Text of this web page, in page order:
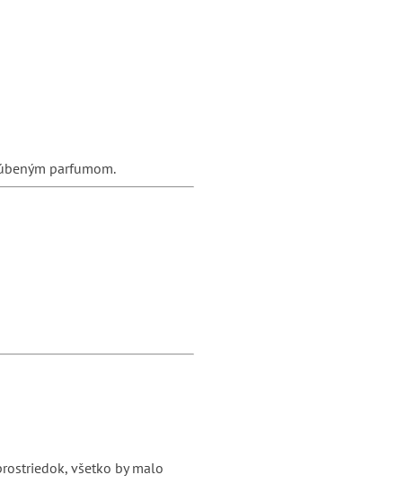
parfumom.
všetko by malo